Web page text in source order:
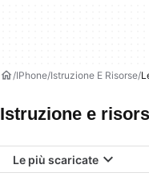
IPhone Istruzione E Risorse
Istruzione e
Le più scaricate